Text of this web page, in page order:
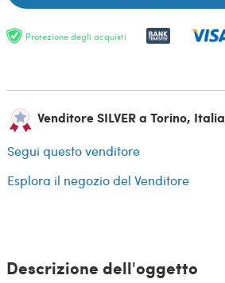
Protezione degli acquisti
Venditore SILVER a Torino, Italia
Segui questo venditore
Esplora il negozio del Venditore
Descrizione dell'oggetto